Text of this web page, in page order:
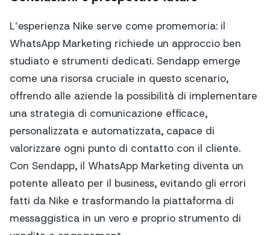
L’esperienza Nike serve come promemoria: il
WhatsApp Marketing richiede un approccio ben
studiato e strumenti dedicati. Sendapp emerge
come una risorsa cruciale in questo scenario,
offrendo alle aziende la possibilità di implementare
una strategia di comunicazione efficace,
personalizzata e automatizzata, capace di
valorizzare ogni punto di contatto con il cliente.
Con Sendapp, il WhatsApp Marketing diventa un
potente alleato per il business, evitando gli errori
fatti da Nike e trasformando la piattaforma di
messaggistica in un vero e proprio strumento di